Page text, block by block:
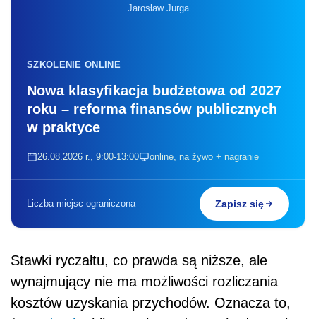
Jarosław Jurga
SZKOLENIE ONLINE
Nowa klasyfikacja budżetowa od 2027
roku – reforma finansów publicznych
w praktyce
26.08.2026 r., 9:00-13:00 online, na żywo + nagranie
Liczba miejsc ograniczona Zapisz się
Stawki ryczałtu, co prawda są niższe, ale
wynajmujący nie ma możliwości rozliczania
kosztów uzyskania przychodów. Oznacza to,